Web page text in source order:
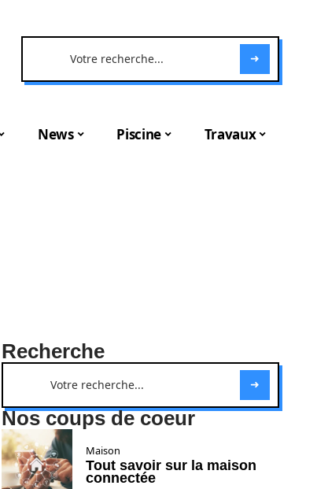
News Piscine Travaux
Recherche
Nos coups de coeur
Maison
Tout savoir sur la maison
connectée